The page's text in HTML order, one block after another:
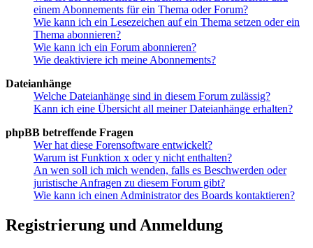
einem Abonnements für ein Thema oder Forum?
Wie kann ich ein Lesezeichen auf ein Thema setzen oder ein
Thema abonnieren?
Wie kann ich ein Forum abonnieren?
Wie deaktiviere ich meine Abonnements?
Dateianhänge
Welche Dateianhänge sind in diesem Forum zulässig?
Kann ich eine Übersicht all meiner Dateianhänge erhalten?
phpBB betreffende Fragen
Wer hat diese Forensoftware entwickelt?
Warum ist Funktion x oder y nicht enthalten?
An wen soll ich mich wenden, falls es Beschwerden oder
juristische Anfragen zu diesem Forum gibt?
Wie kann ich einen Administrator des Boards kontaktieren?
Registrierung und Anmeldung